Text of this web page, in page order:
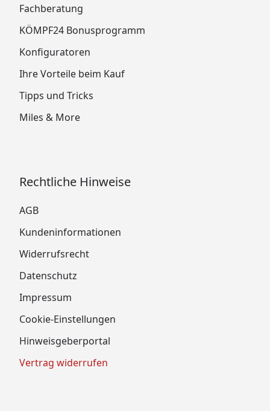
Fachberatung
KÖMPF24 Bonusprogramm
Konfiguratoren
Ihre Vorteile beim Kauf
Tipps und Tricks
Miles & More
Rechtliche Hinweise
AGB
Kundeninformationen
Widerrufsrecht
Datenschutz
Impressum
Cookie-Einstellungen
Hinweisgeberportal
Vertrag widerrufen